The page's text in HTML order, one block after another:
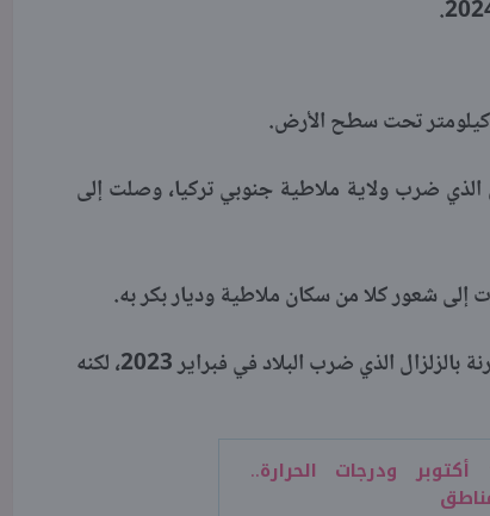
الذي ضرب ولاية ملاطية جنوبي تركيا، وصلت إلى
إلى شعور كلا من سكان ملاطية وديار بكر به.
ووفقا للتقارير فإن زلزال تركيا اليوم، يعد قوي نسبيا مقارنة بالزلزال الذي ضرب البلاد في فبراير 2023، لكنه
طقس الأربعاء 16 أكتوبر ودرجات الحرارة..